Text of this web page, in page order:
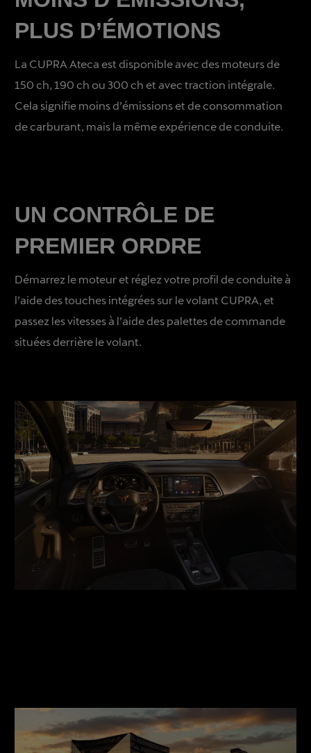
PLUS D’ÉMOTIONS
La CUPRA Ateca est disponible avec des moteurs de
150 ch, 190 ch ou 300 ch et avec traction intégrale.
Cela signifie moins d’émissions et de consommation
de carburant, mais la même expérience de conduite.
UN CONTRÔLE DE
PREMIER ORDRE
Démarrez le moteur et réglez votre profil de conduite à
l’aide des touches intégrées sur le volant CUPRA, et
passez les vitesses à l’aide des palettes de commande
situées derrière le volant.